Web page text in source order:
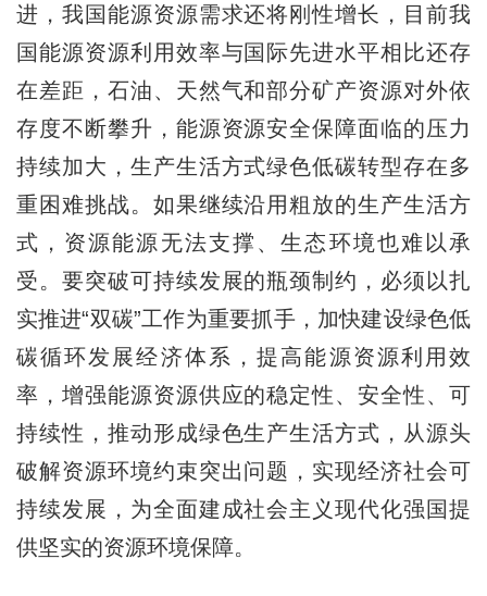
进，我国能源资源需求还将刚性增长，目前我
国能源资源利用效率与国际先进水平相比还存
在差距，石油、天然气和部分矿产资源对外依
存度不断攀升，能源资源安全保障面临的压力
持续加大，生产生活方式绿色低碳转型存在多
重困难挑战。如果继续沿用粗放的生产生活方
式，资源能源无法支撑、生态环境也难以承
受。要突破可持续发展的瓶颈制约，必须以扎
实推进“双碳”工作为重要抓手，加快建设绿色低
碳循环发展经济体系，提高能源资源利用效
率，增强能源资源供应的稳定性、安全性、可
持续性，推动形成绿色生产生活方式，从源头
破解资源环境约束突出问题，实现经济社会可
持续发展，为全面建成社会主义现代化强国提
供坚实的资源环境保障。